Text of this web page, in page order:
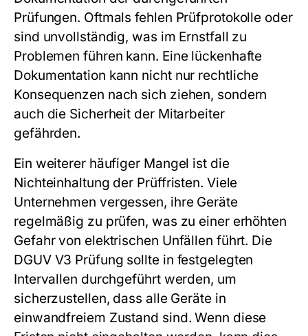
Prüfungen. Oftmals fehlen Prüfprotokolle oder
sind unvollständig, was im Ernstfall zu
Problemen führen kann. Eine lückenhafte
Dokumentation kann nicht nur rechtliche
Konsequenzen nach sich ziehen, sondern
auch die Sicherheit der Mitarbeiter
gefährden.
Ein weiterer häufiger Mangel ist die
Nichteinhaltung der Prüffristen. Viele
Unternehmen vergessen, ihre Geräte
regelmäßig zu prüfen, was zu einer erhöhten
Gefahr von elektrischen Unfällen führt. Die
DGUV V3 Prüfung sollte in festgelegten
Intervallen durchgeführt werden, um
sicherzustellen, dass alle Geräte in
einwandfreiem Zustand sind. Wenn diese